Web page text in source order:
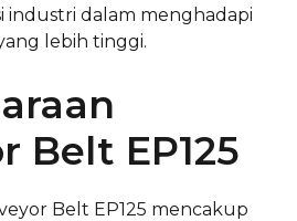
industri dalam menghadapi
lebih tinggi.
Belt EP125
Belt EP125 mencakup